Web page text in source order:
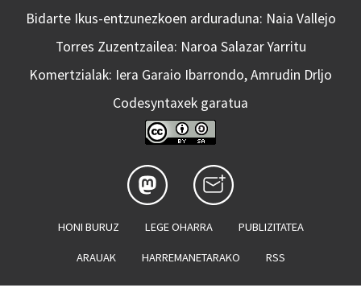
Bidarte Ikus-entzunezkoen arduraduna: Naia Vallejo
Torres Zuzentzailea: Naroa Salazar Yarritu
Komertzialak: Iera Garaio Ibarrondo, Amrudin Drljo
Codesyntaxek garatua
HONI BURUZ LEGE OHARRA PUBLIZITATEA
ARAUAK HARREMANETARAKO RSS